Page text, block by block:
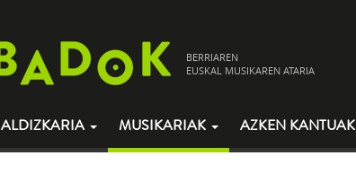
BERRIAREN
EUSKAL MUSIKAREN ATARIA
ALDIZKARIA MUSIKARIAK AZKEN KANTUAK